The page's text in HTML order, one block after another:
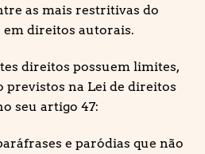
as mais restritivas do
em direitos autorais.
direitos possuem limites,
previstos na Lei de direitos
seu artigo 47:
e paródias que não